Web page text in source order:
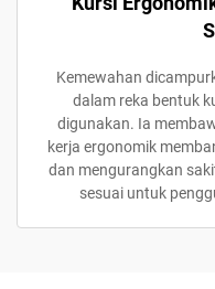
Kemewahan
dalam reka bentuk
digunakan. Ia
kerja ergonomik
dan mengurangkan
sesuai untuk